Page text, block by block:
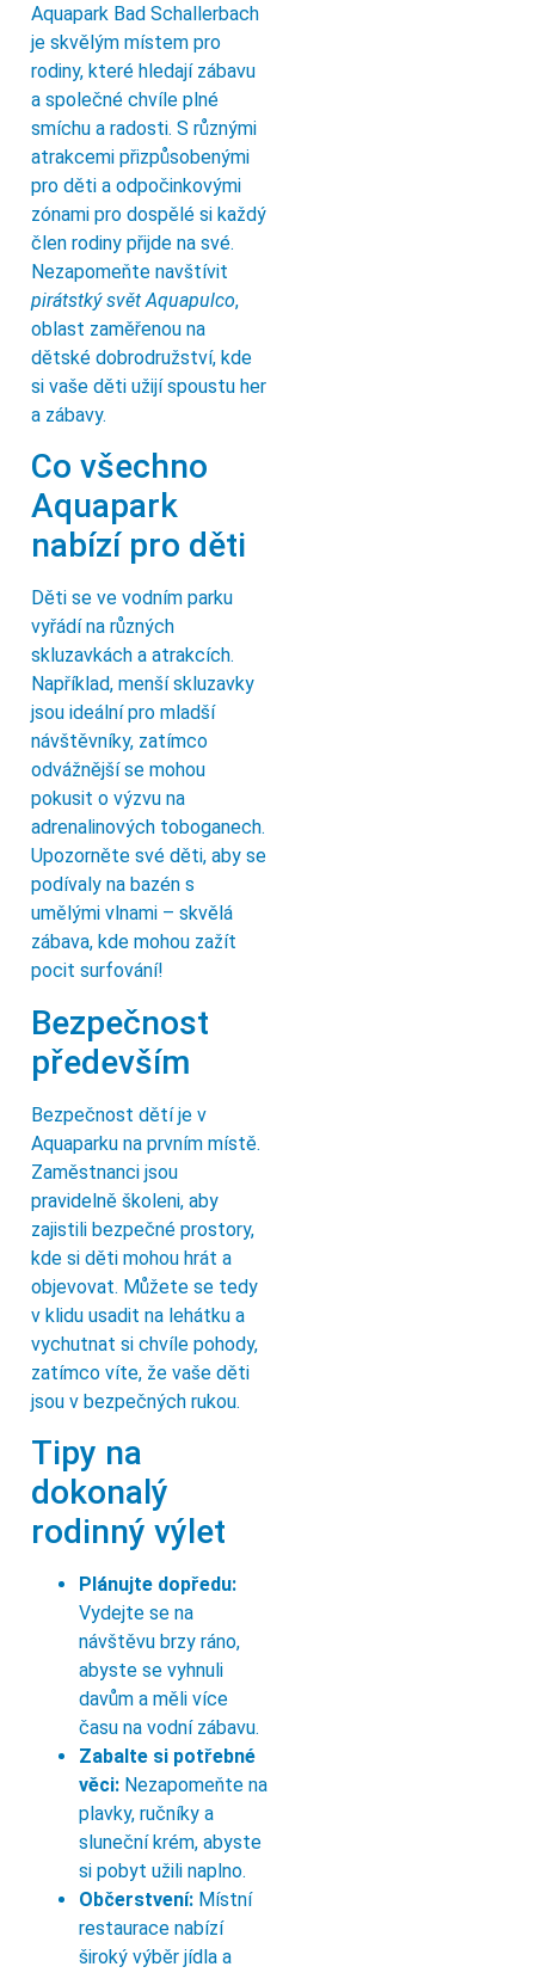
Aquapark Bad Schallerbach
je skvělým místem pro
rodiny, které hledají zábavu
a společné chvíle plné
smíchu a radosti. S různými
atrakcemi přizpůsobenými
pro děti a odpočinkovými
zónami pro dospělé si každý
člen rodiny přijde na své.
Nezapomeňte navštívit
pirátstký svět Aquapulco,
oblast zaměřenou na
dětské dobrodružství, kde
si vaše děti užijí spoustu her
a zábavy.
Co všechno
Aquapark
nabízí pro děti
Děti se ve vodním parku
vyřádí na různých
skluzavkách a atrakcích.
Například, menší skluzavky
jsou ideální pro mladší
návštěvníky, zatímco
odvážnější se mohou
pokusit o výzvu na
adrenalinových toboganech.
Upozorněte své děti, aby se
podívaly na bazén s
umělými vlnami – skvělá
zábava, kde mohou zažít
pocit surfování!
Bezpečnost
především
Bezpečnost dětí je v
Aquaparku na prvním místě.
Zaměstnanci jsou
pravidelně školeni, aby
zajistili bezpečné prostory,
kde si děti mohou hrát a
objevovat. Můžete se tedy
v klidu usadit na lehátku a
vychutnat si chvíle pohody,
zatímco víte, že vaše děti
jsou v bezpečných rukou.
Tipy na
dokonalý
rodinný výlet
Plánujte dopředu:
Vydejte se na
návštěvu brzy ráno,
abyste se vyhnuli
davům a měli více
času na vodní zábavu.
Zabalte si potřebné
věci: Nezapomeňte na
plavky, ručníky a
sluneční krém, abyste
si pobyt užili naplno.
Občerstvení: Místní
restaurace nabízí
široký výběr jídla a